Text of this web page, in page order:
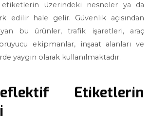
etiketlerin üzerindeki nesneler ya da
edilir hale gelir. Güvenlik açısından
bu ürünler, trafik işaretleri, araç
ekipmanlar, inşaat alanları ve
yaygın olarak kullanılmaktadır.
Etiketlerin